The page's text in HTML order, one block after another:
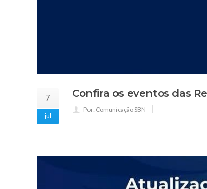
7
jul
Confira os eventos das
Por: Comunicação SBN